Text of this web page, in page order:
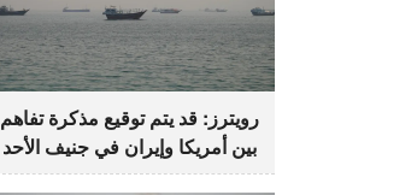
رويترز: قد يتم توقيع مذكرة تفاهم
بين أمريكا وإيران في جنيف الأحد